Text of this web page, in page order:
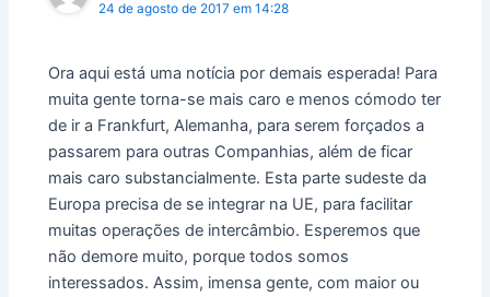
24 de agosto de 2017 em 14:28
Ora aqui está uma notícia por demais esperada! Para
muita gente torna-se mais caro e menos cómodo ter
de ir a Frankfurt, Alemanha, para serem forçados a
passarem para outras Companhias, além de ficar
mais caro substancialmente. Esta parte sudeste da
Europa precisa de se integrar na UE, para facilitar
muitas operações de intercâmbio. Esperemos que
não demore muito, porque todos somos
interessados. Assim, imensa gente, com maior ou